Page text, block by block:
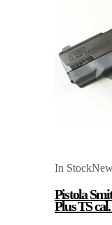
In Stock
Pistola
Plus TS